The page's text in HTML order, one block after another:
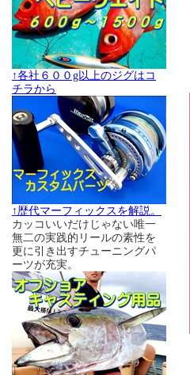
↑各社６００g以上のジグはコ
チラから
↑歴代マーフィックスを解説。
カッコいいだけじゃない唯一
無二の実践的リールの素性を
更に引き出すチューニングパ
ーツが充実。